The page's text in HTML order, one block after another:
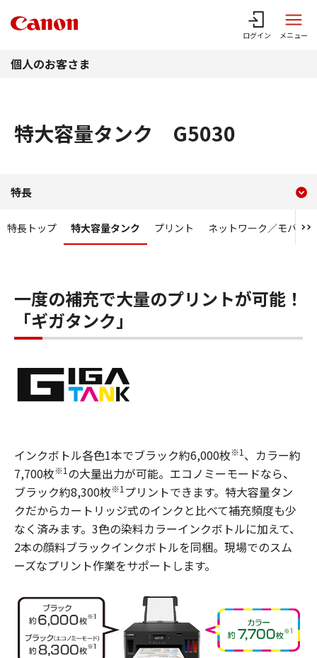
ログイン メニュー
個人のお客さま
特大容量タンク G5030
特長
特長トップ 特大容量タンク プリント ネットワーク／モバイ
一度の補充で大量のプリントが可能！
「ギガタンク」
インクボトル各色1本でブラック約6,000枚※1 、カラー約
7,700枚※1 の大量出力が可能。エコノミーモードなら、
ブラック約8,300枚※1 プリントできます。特大容量タン
クだからカートリッジ式のインクと比べて補充頻度も少
なく済みます。3色の染料カラーインクボトルに加えて、
2本の顔料ブラックインクボトルを同梱。現場でのスム
ーズなプリント作業をサポートします。